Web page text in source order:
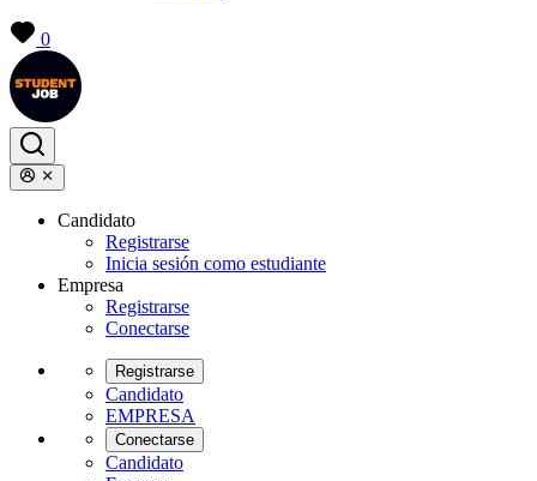
0
Candidato
Registrarse
Inicia sesión como estudiante
Empresa
Registrarse
Conectarse
Registrarse
Candidato
EMPRESA
Conectarse
Candidato